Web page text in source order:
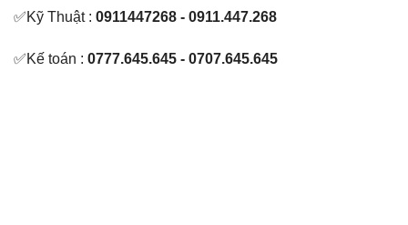
✅Kỹ Thuật : 0911447268 - 0911.447.268
✅Kế toán : 0777.645.645 - 0707.645.645